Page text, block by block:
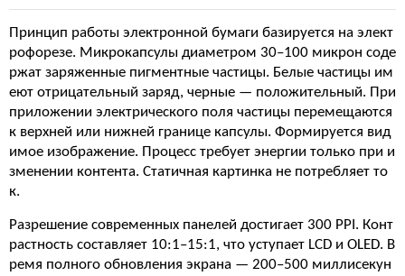
Принцип работы электронной бумаги базируется на элект
рофорезе. Микрокапсулы диаметром 30–100 микрон соде
ржат заряженные пигментные частицы. Белые частицы им
еют отрицательный заряд, черные — положительный. При
приложении электрического поля частицы перемещаются
к верхней или нижней границе капсулы. Формируется вид
имое изображение. Процесс требует энергии только при и
зменении контента. Статичная картинка не потребляет то
к.
Разрешение современных панелей достигает 300 PPI. Конт
растность составляет 10:1–15:1, что уступает LCD и OLED. В
ремя полного обновления экрана — 200–500 миллисекун